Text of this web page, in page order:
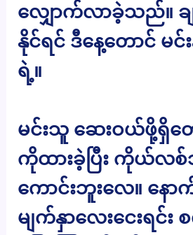
လျှောက်လာခဲ့သည်။ ခ
နိုင်ရင် ဒီနေ့တောင် မင်း
ရဲ့။
မင်းသူ ဆေးဝယ်ဖို့ရှိတ
ကိုထားခဲ့ပြီး ကိုယ်လစ်
ကောင်းဘူးလေ။ နော
မျက်နှာလေးငေးရင်း